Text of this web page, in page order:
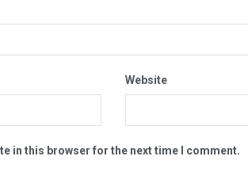
Website
in this browser for the next time I comment.